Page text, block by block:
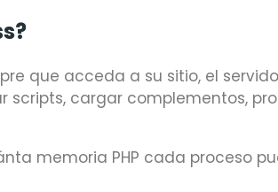
que acceda a su sitio, el
cargar complementos,
memoria PHP cada proceso